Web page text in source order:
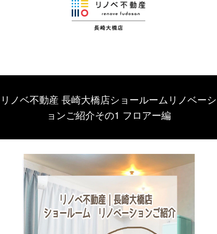
リノベ不動産 長崎大橋店ショールームリノベーシ
ョンご紹介その1 フロアー編